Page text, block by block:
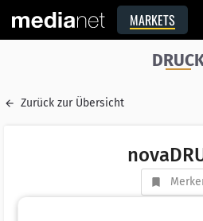
MARKETS
Zurück zur Übersicht